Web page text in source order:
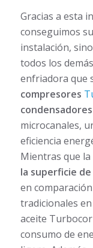
Gracias a esta
conseguimos
instalación,
todos los
enfriadora que
compresores
microcanales,
eficiencia
Mientras que
la superficie
en
tradicionales
aceite
consumo de